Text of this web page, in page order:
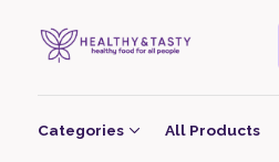
Categories All Products